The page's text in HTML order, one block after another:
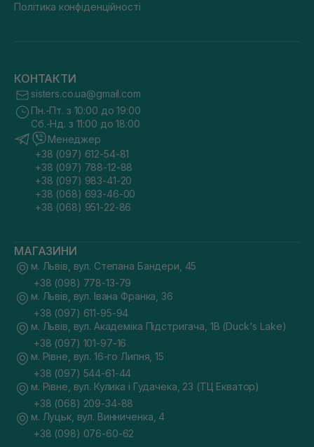
Політика конфіденційності
КОНТАКТИ
sisters.co.ua@gmail.com
Пн.-Пт. з 10:00 до 19:00
Сб.-Нд. з 11:00 до 18:00
Менеджер
+38 (097) 612-54-81
+38 (097) 788-12-88
+38 (097) 983-41-20
+38 (068) 693-46-00
+38 (068) 951-22-86
МАГАЗИНИ
м. Львів, вул. Степана Бандери, 45
+38 (098) 778-13-79
м. Львів, вул. Івана Франка, 36
+38 (097) 611-95-94
м. Львів, вул. Академіка Підстригача, 1В (Duck's Lake)
+38 (097) 101-97-16
м. Рівне, вул. 16-го Липня, 15
+38 (097) 544-61-44
м. Рівне, вул. Кулика і Гудачека, 23 (ТЦ Екватор)
+38 (068) 209-34-88
м. Луцьк, вул. Винниченка, 4
+38 (098) 076-60-62